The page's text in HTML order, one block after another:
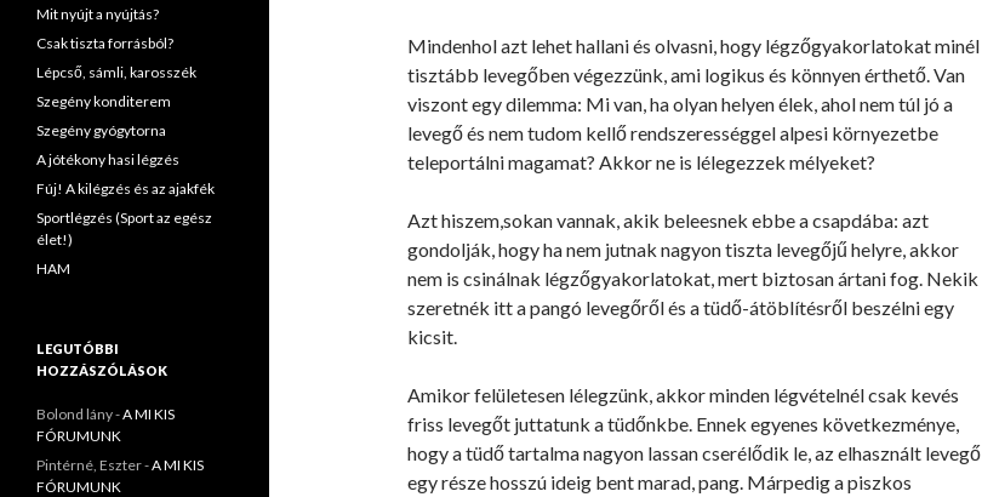
Mindenhol azt lehet hallani és olvasni, hogy légzőgyakorlatokat minél
tisztább levegőben végezzünk, ami logikus és könnyen érthető. Van
viszont egy dilemma: Mi van, ha olyan helyen élek, ahol nem túl jó a
levegő és nem tudom kellő rendszerességgel alpesi környezetbe
teleportálni magamat? Akkor ne is lélegezzek mélyeket?
Azt hiszem,sokan vannak, akik beleesnek ebbe a csapdába: azt
gondolják, hogy ha nem jutnak nagyon tiszta levegőjű helyre, akkor
nem is csinálnak légzőgyakorlatokat, mert biztosan ártani fog. Nekik
szeretnék itt a pangó levegőről és a tüdő-átöblítésről beszélni egy
kicsit.
Amikor felületesen lélegzünk, akkor minden légvételnél csak kevés
friss levegőt juttatunk a tüdőnkbe. Ennek egyenes következménye,
hogy a tüdő tartalma nagyon lassan cserélődik le, az elhasznált levegő
egy része hosszú ideig bent marad, pang. Márpedig a piszkos
Mit nyújt a nyújtás?
Csak tiszta forrásból?
Lépcső, sámli, karosszék
Szegény konditerem
Szegény gyógytorna
A jótékony hasi légzés
Fúj! A kilégzés és az ajakfék
Sportlégzés (Sport az egész
élet!)
HAM
LEGUTÓBBI
HOZZÁSZÓLÁSOK
Bolond lány-A MI KIS
FÓRUMUNK
Pintérné, Eszter-A MI KIS
FÓRUMUNK